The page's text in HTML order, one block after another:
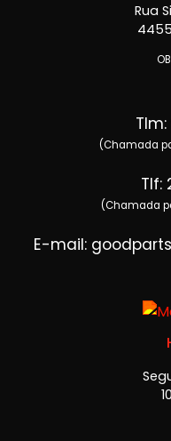
Rua
(Chamada
Tlf:
(Chamada
E-mail: